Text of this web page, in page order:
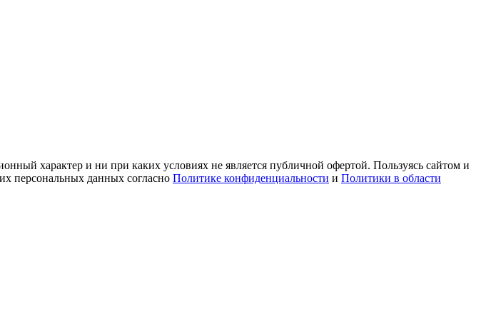
характер и ни при каких условиях не является публичной офертой. Пользуясь сайтом и
персональных данных согласно Политике конфиденциальности и Политики в области